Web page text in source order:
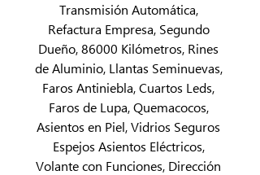
Transmisión Automática,
Refactura Empresa, Segundo
Dueño, 86000 Kilómetros, Rines
de Aluminio, Llantas Seminuevas,
Faros Antiniebla, Cuartos Leds,
Faros de Lupa, Quemacocos,
Asientos en Piel, Vidrios Seguros
Espejos Asientos Eléctricos,
Volante con Funciones, Dirección